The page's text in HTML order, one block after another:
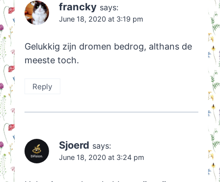
francky says:
June 18, 2020 at 3:19 pm
Gelukkig zijn dromen bedrog, althans de
meeste toch.
Reply
Sjoerd says:
June 18, 2020 at 3:24 pm